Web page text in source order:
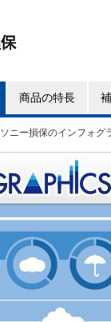
商品の特長
ソニー損保のインフォグ